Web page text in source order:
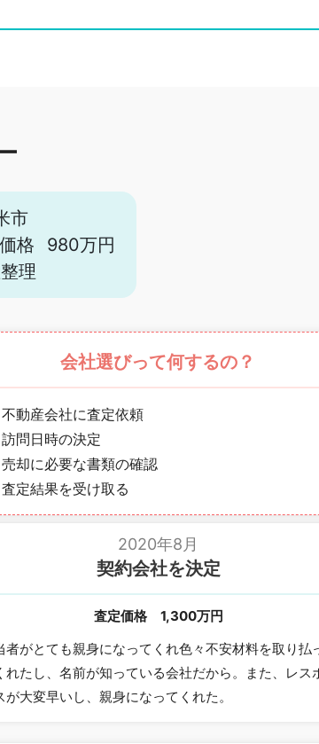
市
格
980万円
理
会社選びって何するの？
不動産会社に査定依頼
訪問日時の決定
売却に必要な書類の確認
査定結果を受け取る
2020年8月
契約会社を決定
査定価格
1,300万円
者がとても親身になってくれ色々不安材料を取り払
れたし、名前が知っている会社だから。また、レス
が大変早いし、親身になってくれた。